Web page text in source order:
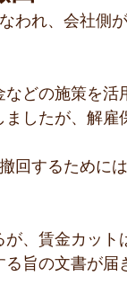
われ、会社側
どの施策を
したが、解雇
回するために
、賃金カット
旨の文書が届